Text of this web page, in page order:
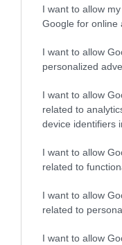
I want to allow
Google for online
I want to allow
personalized
I want to allow
related to
device identifiers
I want to allow
related to
I want to allow
related to
I want to allow
2-0